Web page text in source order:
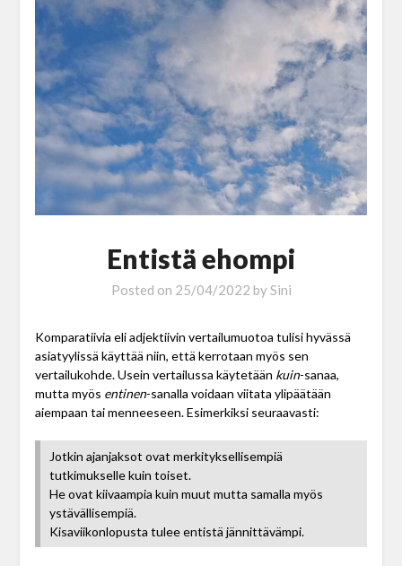
Entistä ehompi
Posted on 25/04/2022 by Sini
Komparatiivia eli adjektiivin vertailumuotoa tulisi hyvässä
asiatyylissä käyttää niin, että kerrotaan myös sen
vertailukohde. Usein vertailussa käytetään kuin-sanaa,
mutta myös entinen-sanalla voidaan viitata ylipäätään
aiempaan tai menneeseen. Esimerkiksi seuraavasti:
Jotkin ajanjaksot ovat merkityksellisempiä
tutkimukselle kuin toiset.
He ovat kiivaampia kuin muut mutta samalla myös
ystävällisempiä.
Kisaviikonlopusta tulee entistä jännittävämpi.